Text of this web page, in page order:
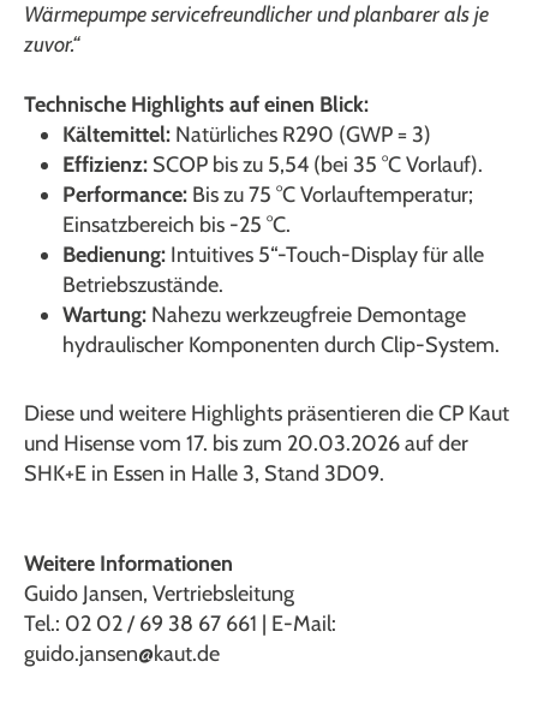
Wärmepumpe servicefreundlicher und planbarer als je
zuvor.“
Technische Highlights auf einen Blick:
Kältemittel: Natürliches R290 (GWP = 3)
Effizienz: SCOP bis zu 5,54 (bei 35 °C Vorlauf).
Performance: Bis zu 75 °C Vorlauftemperatur;
Einsatzbereich bis -25 °C.
Bedienung: Intuitives 5“-Touch-Display für alle
Betriebszustände.
Wartung: Nahezu werkzeugfreie Demontage
hydraulischer Komponenten durch Clip-System.
Diese und weitere Highlights präsentieren die CP Kaut
und Hisense vom 17. bis zum 20.03.2026 auf der
SHK+E in Essen in Halle 3, Stand 3D09.
Weitere Informationen
Guido Jansen, Vertriebsleitung
Tel.: 02 02 / 69 38 67 661 | E-Mail:
guido.jansen@kaut.de